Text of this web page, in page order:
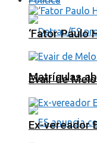
Matrículas
‘Fator Paulo
Evair de
Ex-vereador